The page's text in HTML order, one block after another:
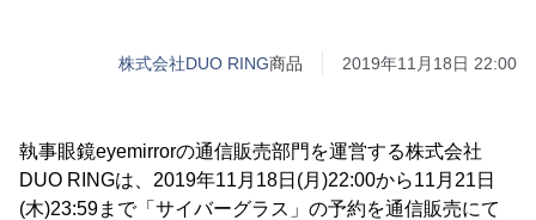
株式会社DUO RING商品 2019年11月18日 22:00
執事眼鏡eyemirrorの通信販売部門を運営する株式会社
DUO RINGは、2019年11月18日(月)22:00から11月21日
(木)23:59まで「サイバーグラス」の予約を通信販売にて